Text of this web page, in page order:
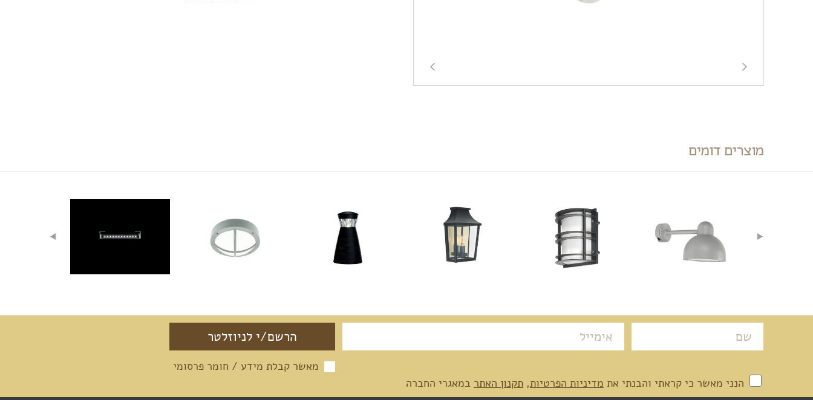
מוצרים דומים
מאשר קבלת מידע / חומר פרסומי
הנני מאשר כי קראתי והבנתי את מדיניות הפרטיות, תקנון האתר במאגרי החברה